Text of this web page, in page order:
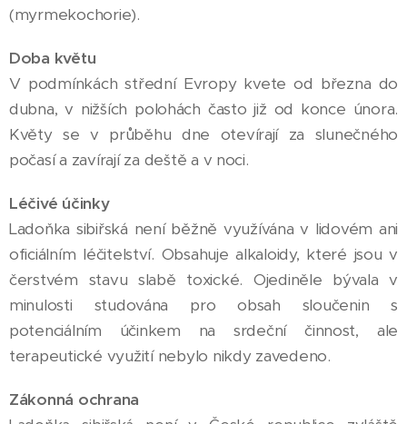
(myrmekochorie).
Doba květu
V podmínkách střední Evropy kvete od března do
dubna, v nižších polohách často již od konce února.
Květy se v průběhu dne otevírají za slunečného
počasí a zavírají za deště a v noci.
Léčivé účinky
Ladoňka sibiřská není běžně využívána v lidovém ani
oficiálním léčitelství. Obsahuje alkaloidy, které jsou v
čerstvém stavu slabě toxické. Ojediněle bývala v
minulosti studována pro obsah sloučenin s
potenciálním účinkem na srdeční činnost, ale
terapeutické využití nebylo nikdy zavedeno.
Zákonná ochrana